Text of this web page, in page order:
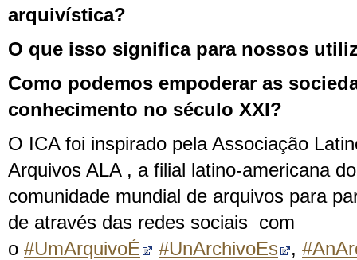
arquivística?
O que isso significa para nossos
Como podemos empoderar as
conhecimento no século XXI?
O ICA foi inspirado pela Associação
Arquivos ALA , a filial latino-americana
comunidade mundial de arquivos para
de através das redes sociais com
o #UmArquivoÉ #UnArchivoEs , #